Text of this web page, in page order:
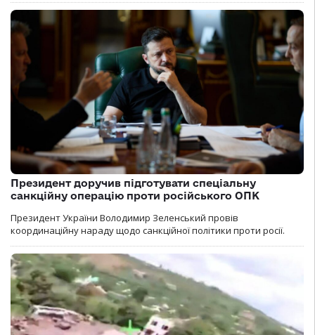
Президент доручив підготувати спеціальну
санкційну операцію проти російського ОПК
Президент України Володимир Зеленський провів
координаційну нараду щодо санкційної політики проти росії.